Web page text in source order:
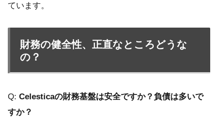
ています。
財務の健全性、正直なところどうな
の？
Q: Celesticaの財務基盤は安全ですか？負債は多いで
すか？